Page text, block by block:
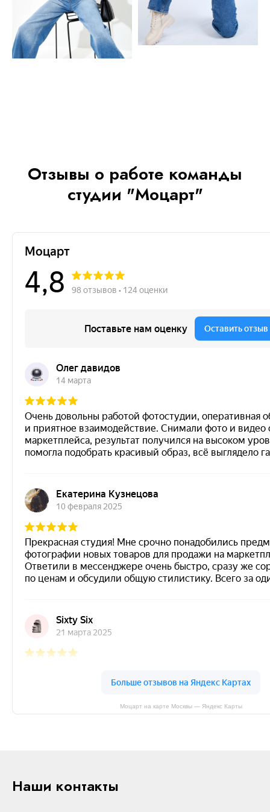
Отзывы о работе команды
студии "Моцарт"
Моцарт на карте Москвы — Яндекс Карты
Наши контакты